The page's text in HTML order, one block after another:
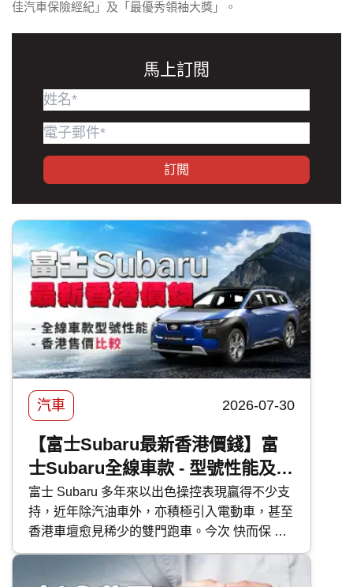
佳汽車保險經紀」及「最優秀領袖大獎」。
馬上訂閲
訂閲
汽車 2026-07-30
【富士Subaru最新香港價錢】富
士Subaru全線車款 - 型號性能及香
港售價比較
富士 Subaru 多年來以出色操控表現贏得不少支
持，近年除汽油車外，亦積極引入電動車，甚至
香港車壇愈見稀少的雙門跑車。今次 快而保 便
為大家逐一剖析富士 Subaru 各車型的特點。